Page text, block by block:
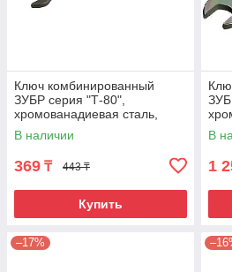
Ключ комбинированный
ЗУБР серия "Т-80",
хромованадиевая сталь,
зелёный цинк, 13мм
В наличии
369 ₸ 443 ₸
Купить
В
1
–17%